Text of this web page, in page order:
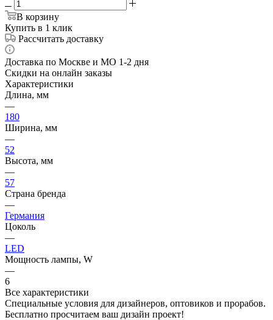
В корзину
Купить в 1 клик
Рассчитать доставку
Доставка по Москве и МО 1-2 дня
Скидки на онлайн заказы
Характеристики
Длина, мм
—
180
Ширина, мм
—
52
Высота, мм
—
57
Страна бренда
—
Германия
Цоколь
—
LED
Мощность лампы, W
—
6
Все характеристики
Специальные условия для дизайнеров, оптовиков и прорабов.
Бесплатно просчитаем ваш дизайн проект!